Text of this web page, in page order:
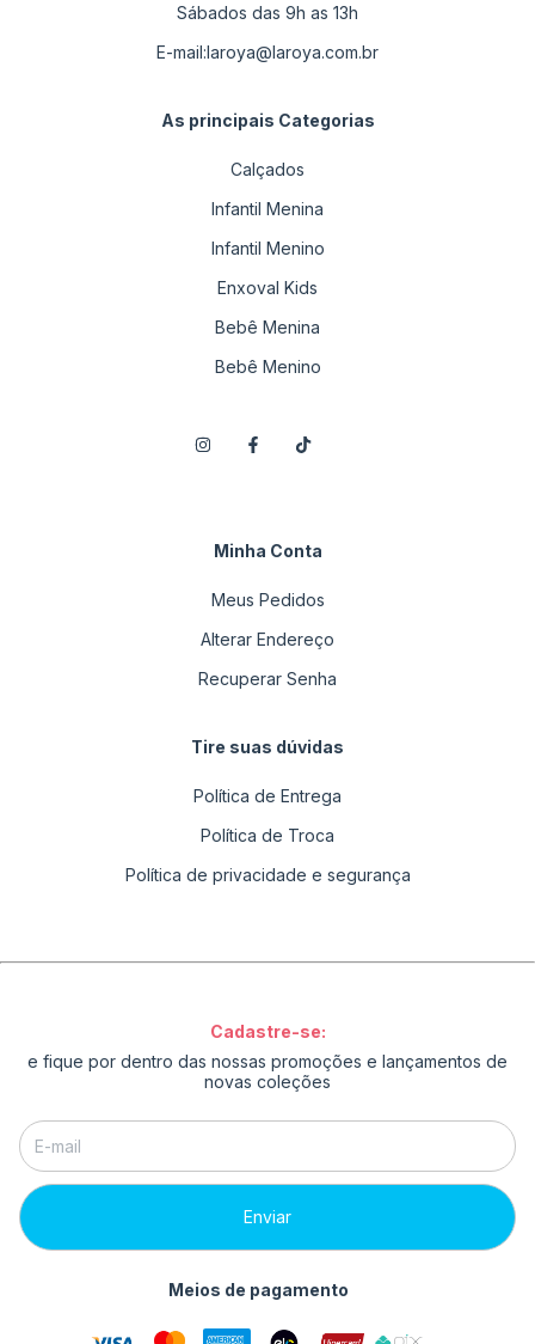
Sábados das 9h as 13h
E-mail:laroya@laroya.com.br
As principais Categorias
Calçados
Infantil Menina
Infantil Menino
Enxoval Kids
Bebê Menina
Bebê Menino
Minha Conta
Meus Pedidos
Alterar Endereço
Recuperar Senha
Tire suas dúvidas
Política de Entrega
Política de Troca
Política de privacidade e segurança
Cadastre-se:
e fique por dentro das nossas promoções e lançamentos de
novas coleções
Meios de pagamento